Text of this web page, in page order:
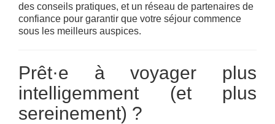
des conseils pratiques, et un réseau de partenaires de
confiance pour garantir que votre séjour commence
sous les meilleurs auspices.
Prêt·e à voyager plus
intelligemment (et plus
sereinement) ?